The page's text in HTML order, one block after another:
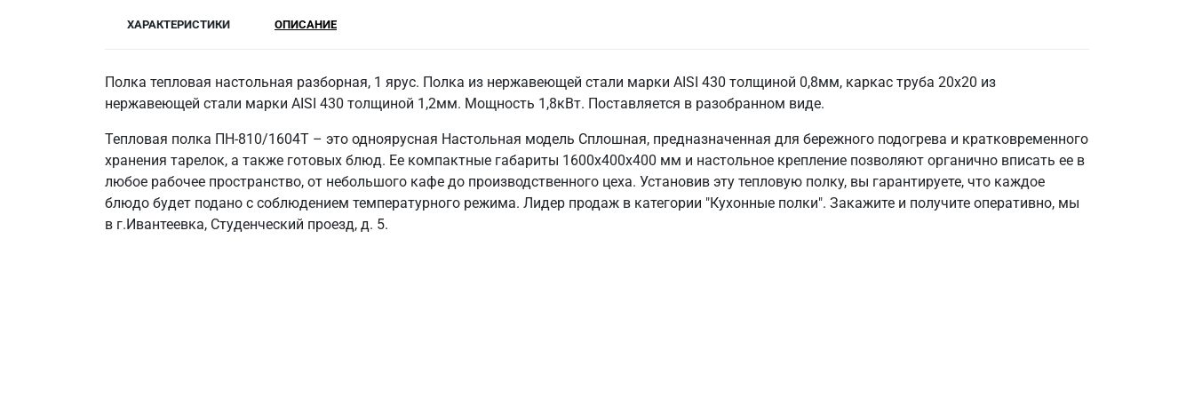
ХАРАКТЕРИСТИКИ ОПИСАНИЕ
Полка тепловая настольная разборная, 1 ярус. Полка из нержавеющей стали марки AISI 430 толщиной 0,8мм, каркас труба 20х20 из
нержавеющей стали марки AISI 430 толщиной 1,2мм. Мощность 1,8кВт. Поставляется в разобранном виде.
Тепловая полка ПН-810/1604Т – это одноярусная Настольная модель Сплошная, предназначенная для бережного подогрева и кратковременного
хранения тарелок, а также готовых блюд. Ее компактные габариты 1600х400х400 мм и настольное крепление позволяют органично вписать ее в
любое рабочее пространство, от небольшого кафе до производственного цеха. Установив эту тепловую полку, вы гарантируете, что каждое
блюдо будет подано с соблюдением температурного режима. Лидер продаж в категории "Кухонные полки". Закажите и получите оперативно, мы
в г.Ивантеевка, Студенческий проезд, д. 5.